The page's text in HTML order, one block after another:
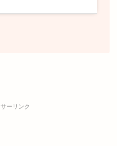
ーリンク